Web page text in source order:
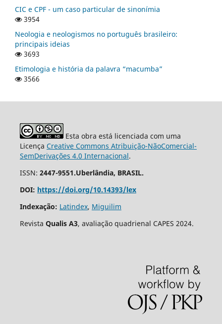
CIC e CPF - um caso particular de sinonímia
3954
Neologia e neologismos no português brasileiro:
principais ideias
3693
Etimologia e história da palavra “macumba”
3566
Esta obra está licenciada com uma
Licença Creative Commons Atribuição-NãoComercial-
SemDerivações 4.0 Internacional.
ISSN: 2447-9551.Uberlândia, BRASIL.
DOI: https://doi.org/10.14393/lex
Indexação: Latindex, Miguilim
Revista Qualis A3, avaliação quadrienal CAPES 2024.